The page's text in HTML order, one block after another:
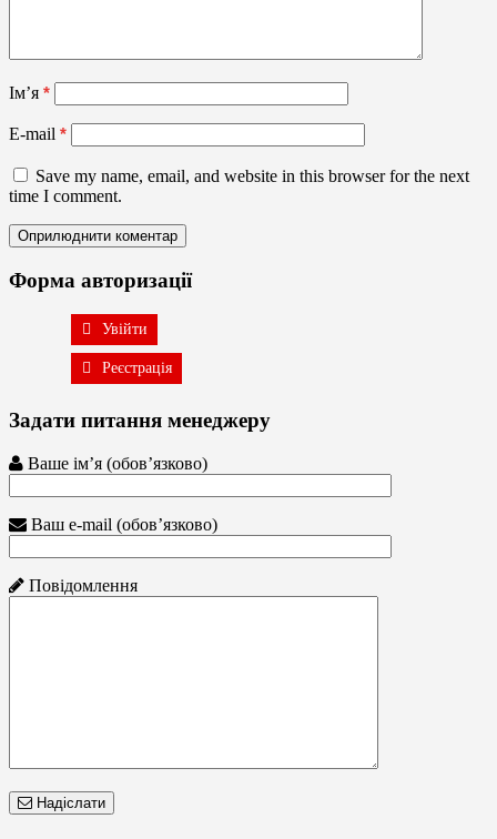
Ім’я *
E-mail *
Save my name, email, and website in this browser for the next
time I comment.
Форма авторизації
Увійти
Реєстрація
Задати питання менеджеру
Ваше ім’я (обов’язково)
Ваш e-mail (обов’язково)
Повідомлення
Надіслати